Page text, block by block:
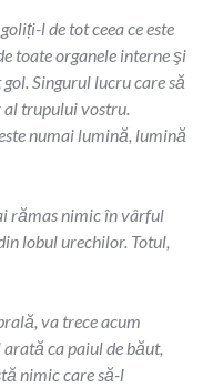
l de tot ceea ce este
toate organele interne şi
Singurul lucru care să
trupului vostru.
numai lumină, lumină
rămas nimic în vârful
lobul urechilor. Totul,
va trece acum
arată ca paiul de băut,
nimic care să-l